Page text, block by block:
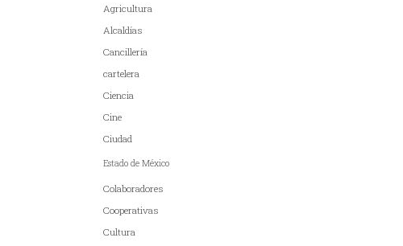
Agricultura
Alcaldías
Cancillería
cartelera
Ciencia
Cine
Ciudad
Estado de México
Colaboradores
Cooperativas
Cultura